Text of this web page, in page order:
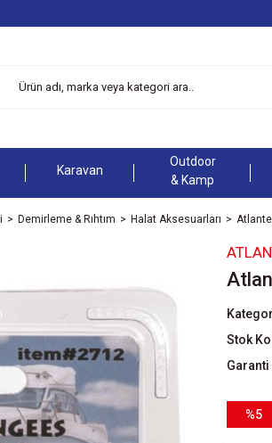
Karavan
Outdoor
& Kamp
Demirleme & Rıhtım Halat Aksesuarları
Stok
%5